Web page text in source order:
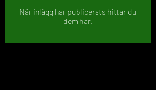
När inlägg har publicerats hittar du
dem här.